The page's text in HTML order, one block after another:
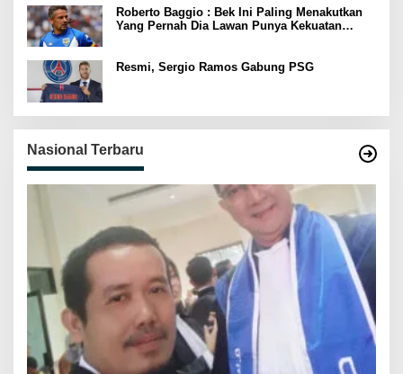
Roberto Baggio : Bek Ini Paling Menakutkan
Yang Pernah Dia Lawan Punya Kekuatan
Resmi, Sergio Ramos Gabung PSG
Nasional Terbaru